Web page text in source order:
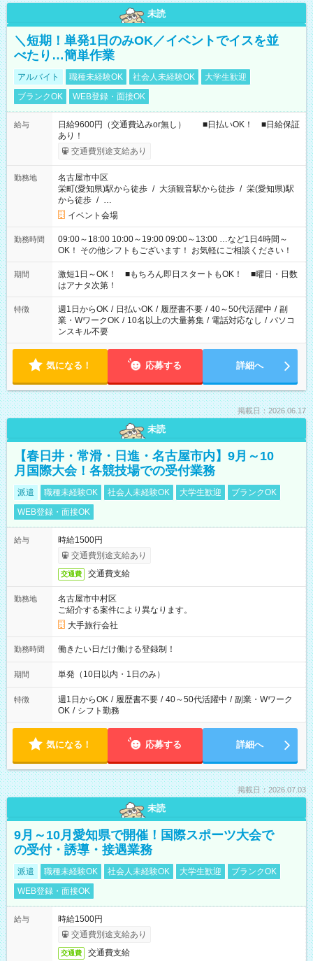
未読
＼短期！単発1日のみOK／イベントでイスを並
べたり…簡単作業
アルバイト 職種未経験OK 社会人未経験OK
大学生歓迎
ブランクOK
WEB登録・面接OK
給与
日給9600円（交通費込みor無し） ■日払いOK！ ■日給保証
あり！
交通費別途支給あり
勤務地
名古屋市中区
栄町(愛知県)駅から徒歩 / 大須観音駅から徒歩 / 栄(愛知県)駅
から徒歩 / …
イベント会場
勤務時間
09:00～18:00 10:00～19:00 09:00～13:00 …など1日4時間～
OK！ その他シフトもございます！ お気軽にご相談ください！
期間
激短1日～OK！ ■もちろん即日スタートもOK！ ■曜日・日数
はアナタ次第！
特徴 週1日からOK / 日払いOK / 履歴書不要 / 40～50代活躍中 / 副
業・WワークOK / 10名以上の大量募集 / 電話対応なし / パソコ
ンスキル不要
気になる！ 応募する 詳細へ
掲載日：2026.06.17
未読
【春日井・常滑・日進・名古屋市内】9月～10
月国際大会！各競技場での受付業務
派遣 職種未経験OK 社会人未経験OK 大学生歓迎
ブランクOK
WEB登録・面接OK
給与
時給1500円
交通費別途支給あり
交通費 交通費支給
勤務地
名古屋市中村区
ご紹介する案件により異なります。
大手旅行会社
勤務時間 働きたい日だけ働ける登録制！
期間 単発（10日以内・1日のみ）
特徴 週1日からOK / 履歴書不要 / 40～50代活躍中 / 副業・Wワーク
OK / シフト勤務
気になる！ 応募する 詳細へ
掲載日：2026.07.03
未読
9月～10月愛知県で開催！国際スポーツ大会で
の受付・誘導・接遇業務
派遣 職種未経験OK 社会人未経験OK 大学生歓迎
ブランクOK
WEB登録・面接OK
給与
時給1500円
交通費別途支給あり
交通費 交通費支給